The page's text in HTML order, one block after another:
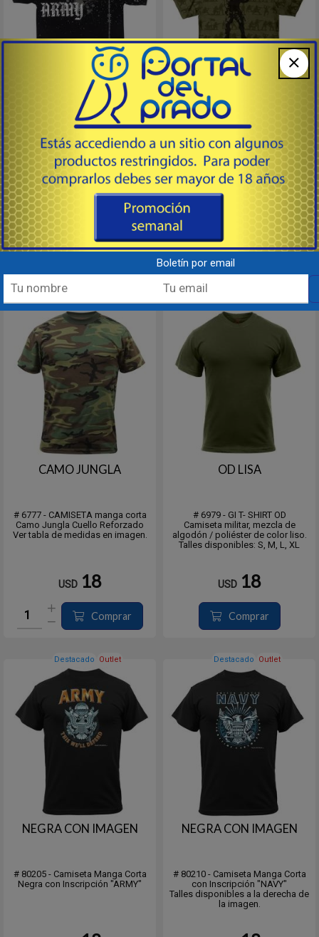
NEGRA ARMY
# 66900 - CAMISETA Manga Corta
Negra con inscripción "ARMY" e
Imagen.
Ver tabla de medidas en imagen
secundaria.
VERDE OD IMAGEN
# 66950 - Camiseta Manga Corta
Oliva con imagen "Tirador"
Ver tabla de medidas en imagen
Comprar
Destacado Outlet
CAMO JUNGLA
# 6777 - CAMISETA manga corta
Camo Jungla Cuello Reforzado
Ver tabla de medidas en imagen.
USD 18
Comprar
Destacado
OD LISA
# 6979 - GI T- SHIRT OD
Camiseta militar, mezcla de
algodón / poliéster de color liso.
Talles disponibles: S, M, L, XL
USD 18
Comprar
Destacado Outlet
NEGRA CON IMAGEN
# 80205 - Camiseta Manga Corta
Negra con Inscripción "ARMY"
Destacado Outlet
NEGRA CON IMAGEN
# 80210 - Camiseta Manga Corta
con Inscripción "NAVY"
Talles disponibles a la derecha de
la imagen.
Boletín por email